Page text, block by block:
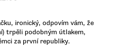
ironický, odpovím vám, že
trpěli podobným útlakem,
za první republiky.